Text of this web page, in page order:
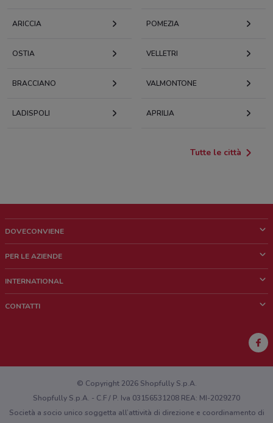
ARICCIA POMEZIA
OSTIA VELLETRI
BRACCIANO VALMONTONE
LADISPOLI APRILIA
Tutte le città
DOVECONVIENE
Chi siamo
Lavora con noi
PER LE AZIENDE
Richieste commerciali e marketing
INTERNATIONAL
CONTATTI
Hai un malfunzionamento sul web o sull'app?
© Copyright 2026 Shopfully S.p.A.
Shopfully S.p.A. - C.F / P. Iva 03156531208 REA: MI-2029270
Società a socio unico soggetta all’attività di direzione e coordinamento di